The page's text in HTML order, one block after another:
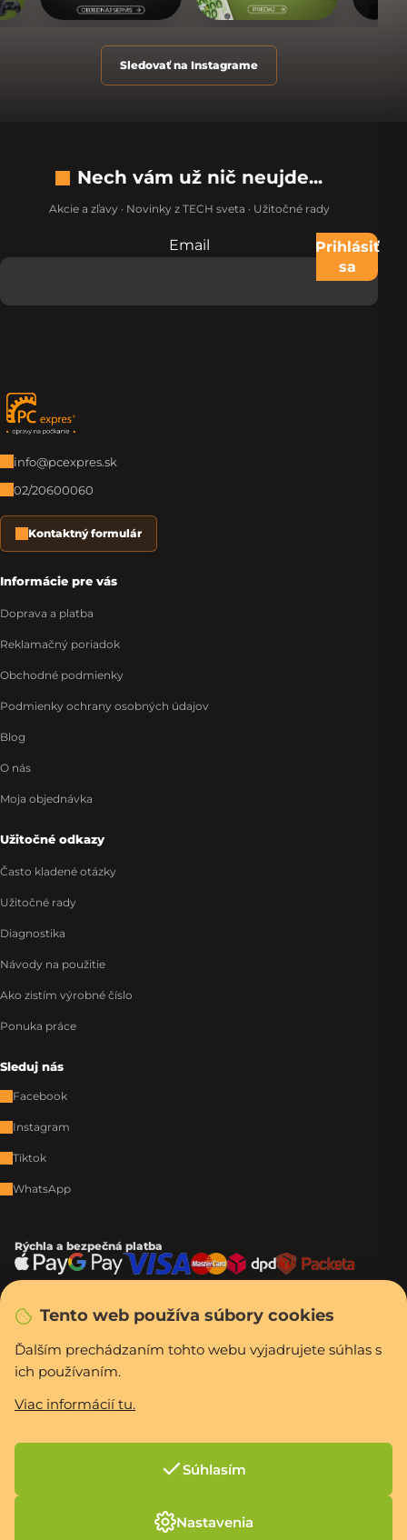
Tento web používa súbory cookies
Ďalším prechádzaním tohto webu vyjadrujete súhlas s
ich používaním.
Viac informácií tu.
Súhlasím
Nastavenia
Sledovať na Instagrame
Nech vám už nič neujde...
Akcie a zľavy · Novinky z TECH sveta · Užitočné rady
Nevypĺňajte toto pole:
Email
Prihlásiť
sa
Zápätie
info@pcexpres.sk
02/20600060
Kontaktný formulár
Informácie pre vás
Doprava a platba
Reklamačný poriadok
Obchodné podmienky
Podmienky ochrany osobných údajov
Blog
O nás
Moja objednávka
Užitočné odkazy
Často kladené otázky
Užitočné rady
Diagnostika
Návody na použitie
Ako zistím výrobné číslo
Ponuka práce
Sleduj nás
Facebook
Instagram
Tiktok
WhatsApp
Rýchla a bezpečná platba
Vytvoril Shoptet Premium
cookies